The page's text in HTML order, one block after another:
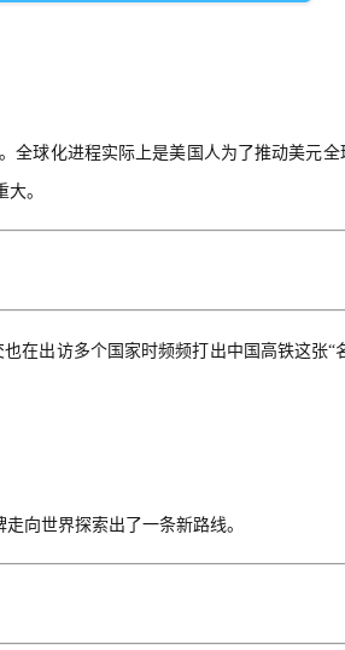
球化进程实际上是美国人为了推动美元
。
也在出访多个国家时频频打出中国高铁这张“
走向世界探索出了一条新路线。